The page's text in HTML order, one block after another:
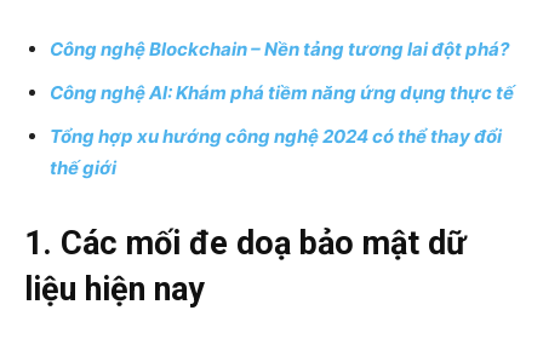
Công nghệ Blockchain – Nền tảng tương lai đột phá?
Công nghệ AI: Khám phá tiềm năng ứng dụng thực tế
Tổng hợp xu hướng công nghệ 2024 có thể thay đổi
thế giới
1. Các mối đe doạ bảo mật dữ
liệu hiện nay